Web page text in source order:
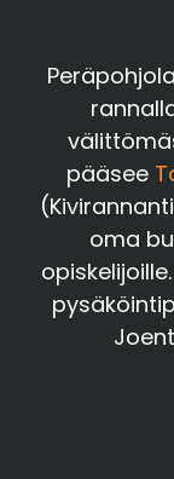
pääsee
oma